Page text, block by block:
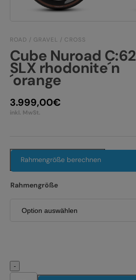
E-BIKE FULLY
E-BIKE HARDTAIL
E-BIKE TOUR
PRODUKTRÜCKRUFE
ROAD / GRAVEL / CROSS
Cube Nuroad C:62
SLX rhodonite´n
´orange
3.999,00€
inkl. MwSt.
Rahmengröße berechnen
Rahmengröße
-